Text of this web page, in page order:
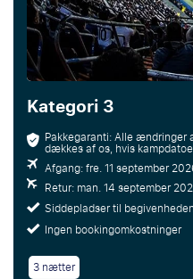
Kategori 3
Pakkegaranti: Alle ændringer
dækkes af os, hvis
Afgang: fre. 11 september
Retur: man. 14 september
Siddepladser til begivenheden
Ingen bookingomkostninger
3 nætter